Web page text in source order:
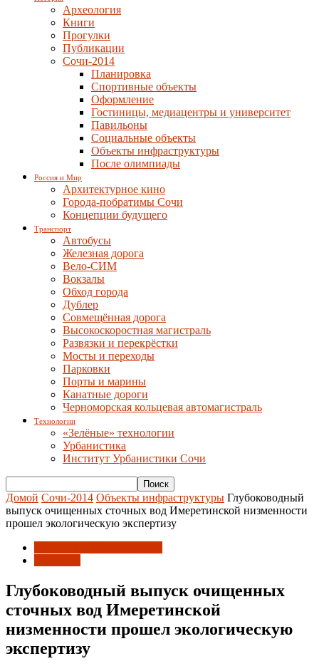
Археология
Книги
Прогулки
Публикации
Сочи-2014
Планировка
Спортивные объекты
Оформление
Гостиницы, медиацентры и университет
Павильоны
Социальные объекты
Объекты инфраструктуры
После олимпиады
Россия и Мир
Архитектурное кино
Города-побратимы Сочи
Концепции будущего
Транспорт
Автобусы
Железная дорога
Вело-СИМ
Вокзалы
Обход города
Дублер
Совмещённая дорога
Высокоскоростная магистраль
Развязки и перекрёстки
Мосты и переходы
Парковки
Порты и марины
Канатные дороги
Черноморская кольцевая автомагистраль
Технологии
«Зелёные» технологии
Урбанистика
Институт Урбанистики Сочи
Домой Сочи-2014 Объекты инфраструктуры Глубоководный
выпуск очищенных сточных вод Имеретинской низменности
прошел экологическую экспертизу
Глубоководный выпуск очищенных
сточных вод Имеретинской
низменности прошел экологическую
экспертизу